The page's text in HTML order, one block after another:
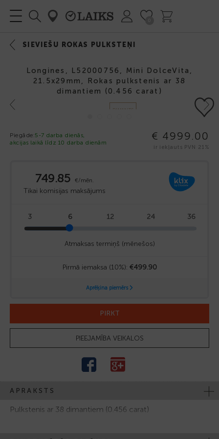
SIEVIEŠU ROKAS PULKSTEŅI
Longines, L52000756, Mini DolceVita,
21.5x29mm, Rokas pulkstenis ar 38
dimantiem (0.456 carat)
Previous
DIMANTS
Next
Piegāde:5-7 darba dienās,
akcijas laikā līdz 10 darba dienām
€ 4999.00
ir iekļauts PVN 21%
PIRKT
PIEEJAMĪBA VEIKALOS
APRAKSTS
Pulkstenis ar 38 dimantiem (0.456 carat)